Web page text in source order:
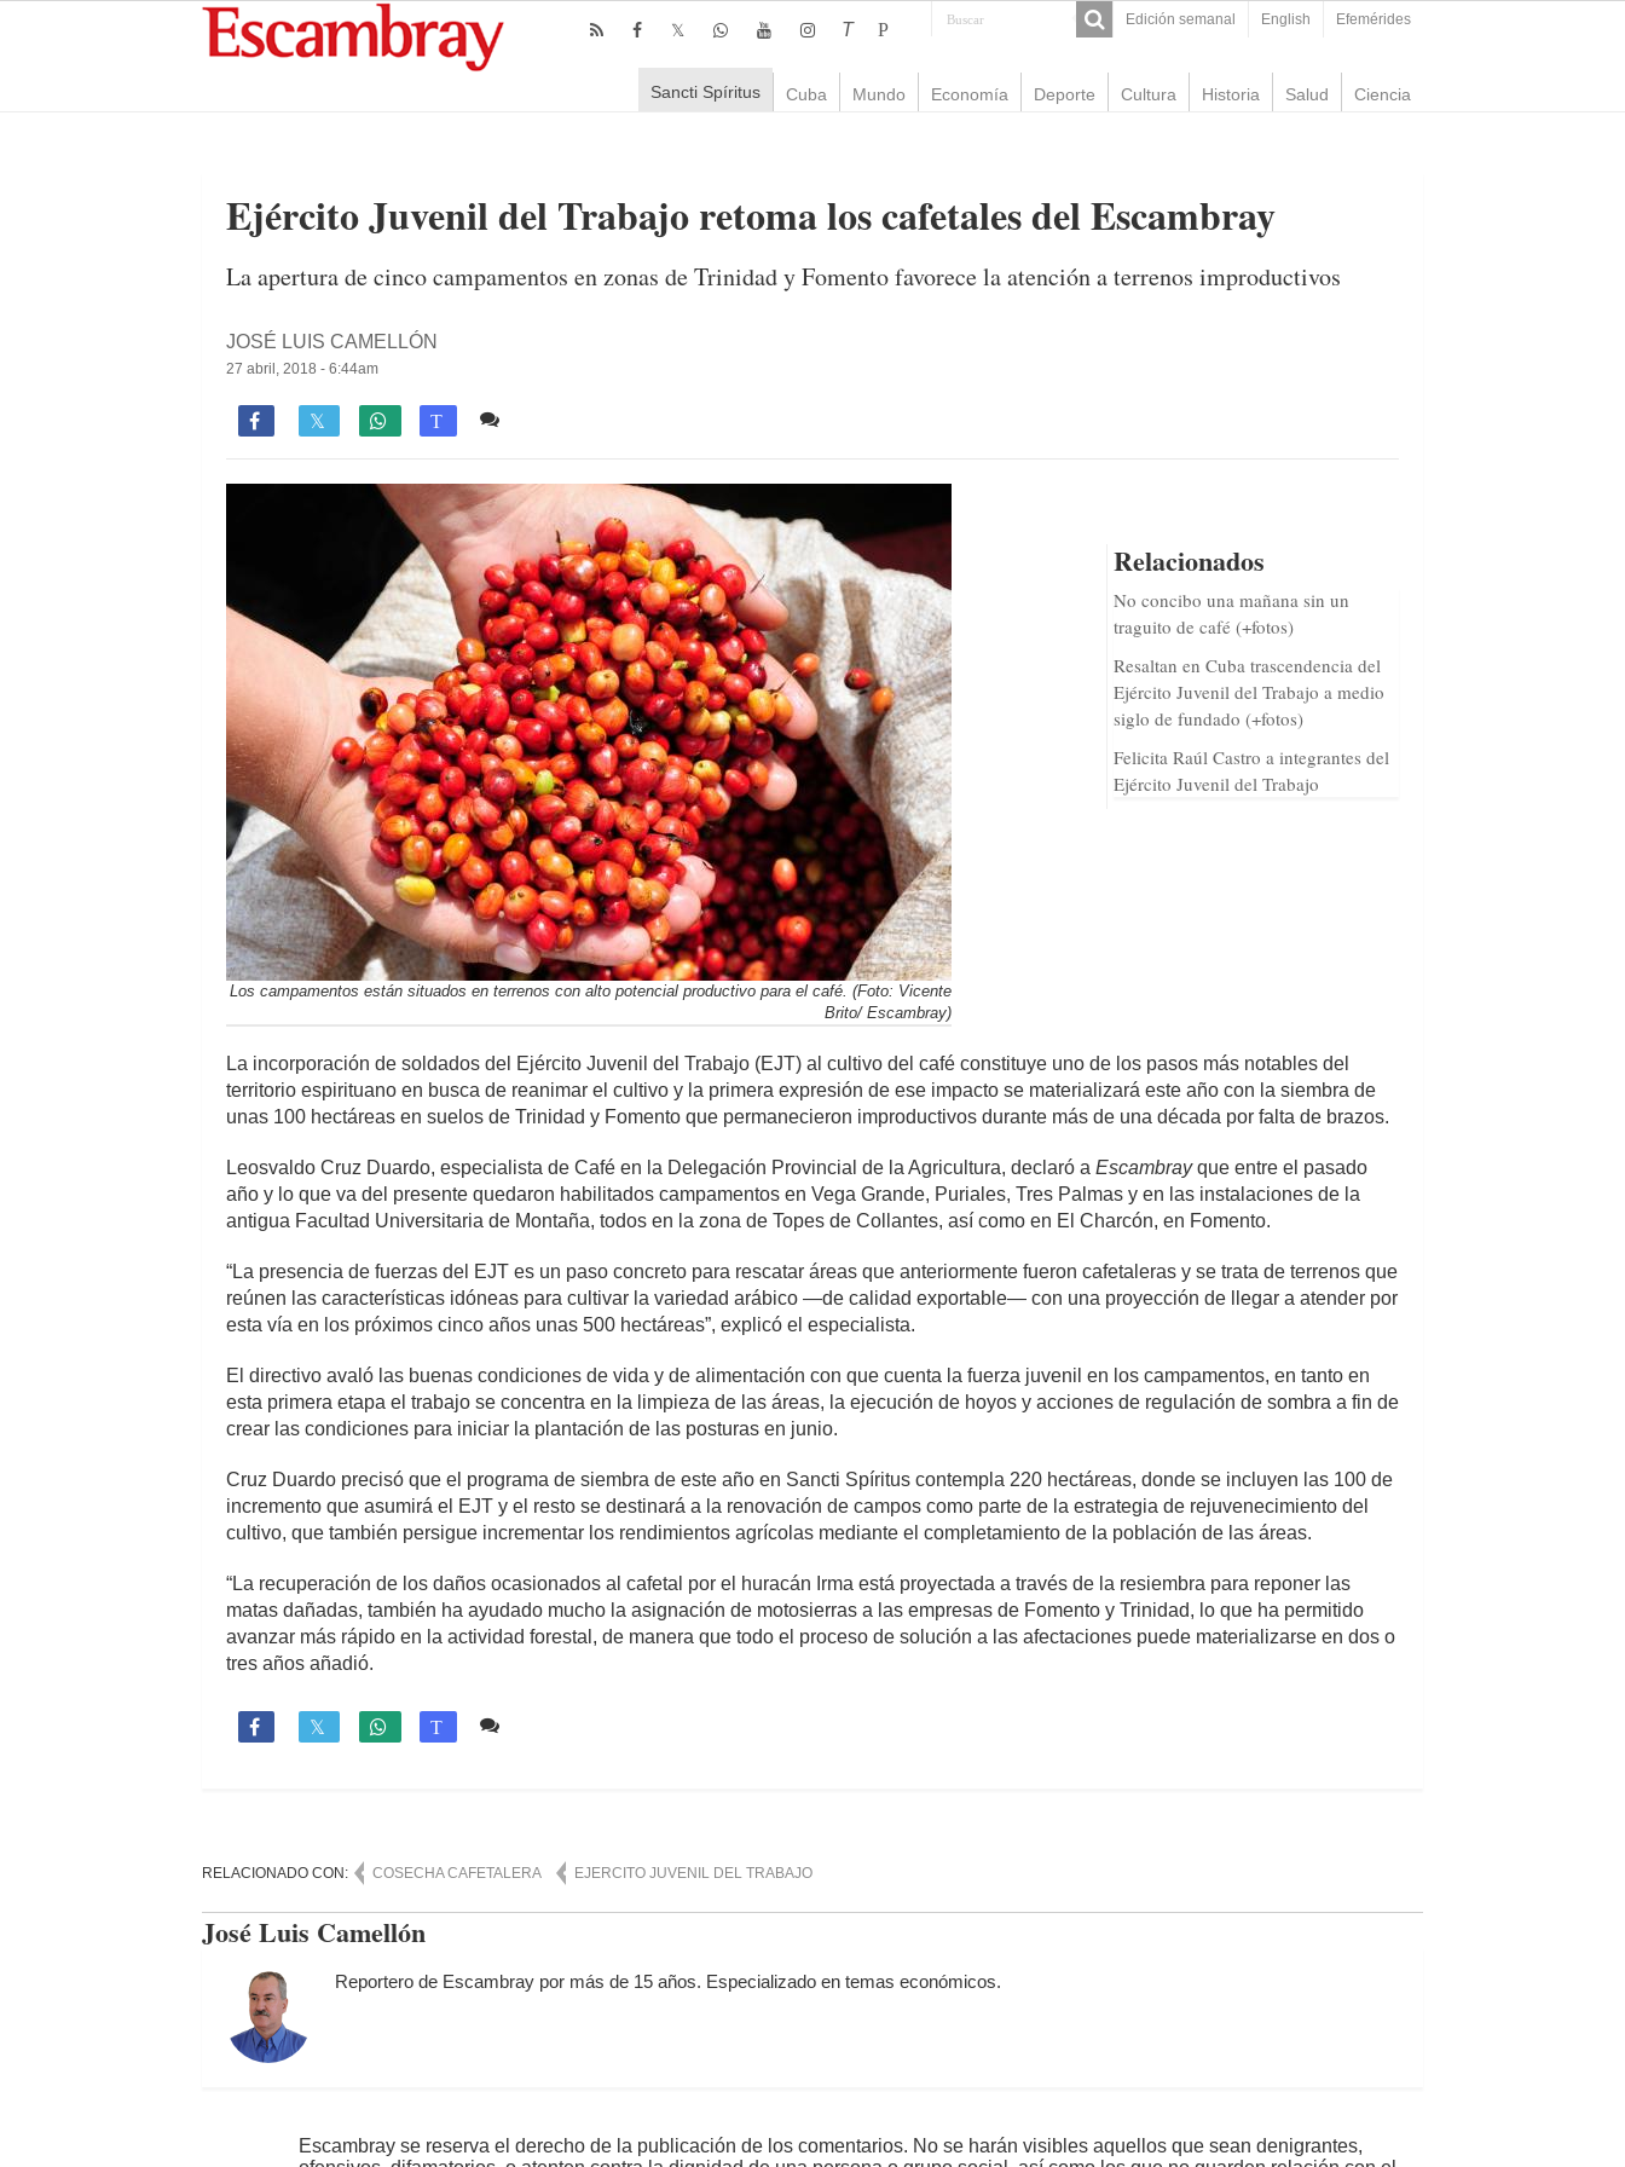
Edición semanal English Efemérides
T P
Sancti Spíritus Cuba Mundo Economía Deporte Cultura Historia Salud Ciencia
Ejército Juvenil del Trabajo retoma los cafetales del Escambray
La apertura de cinco campamentos en zonas de Trinidad y Fomento favorece la atención a terrenos improductivos
JOSÉ LUIS CAMELLÓN
27 abril, 2018 - 6:44am
 T
Relacionados
No concibo una mañana sin un
traguito de café (+fotos)
Resaltan en Cuba trascendencia del
Ejército Juvenil del Trabajo a medio
siglo de fundado (+fotos)
Felicita Raúl Castro a integrantes del
Ejército Juvenil del Trabajo
Los campamentos están situados en terrenos con alto potencial productivo para el café. (Foto: Vicente
Brito/ Escambray)
La incorporación de soldados del Ejército Juvenil del Trabajo (EJT) al cultivo del café constituye uno de los pasos más notables del
territorio espirituano en busca de reanimar el cultivo y la primera expresión de ese impacto se materializará este año con la siembra de
unas 100 hectáreas en suelos de Trinidad y Fomento que permanecieron improductivos durante más de una década por falta de brazos.
Leosvaldo Cruz Duardo, especialista de Café en la Delegación Provincial de la Agricultura, declaró a Escambrayque entre el pasado
año y lo que va del presente quedaron habilitados campamentos en Vega Grande, Puriales, Tres Palmas y en las instalaciones de la
antigua Facultad Universitaria de Montaña, todos en la zona de Topes de Collantes, así como en El Charcón, en Fomento.
“La presencia de fuerzas del EJT es un paso concreto para rescatar áreas que anteriormente fueron cafetaleras y se trata de terrenos que
reúnen las características idóneas para cultivar la variedad arábico —de calidad exportable— con una proyección de llegar a atender por
esta vía en los próximos cinco años unas 500 hectáreas”, explicó el especialista.
El directivo avaló las buenas condiciones de vida y de alimentación con que cuenta la fuerza juvenil en los campamentos, en tanto en
esta primera etapa el trabajo se concentra en la limpieza de las áreas, la ejecución de hoyos y acciones de regulación de sombra a fin de
crear las condiciones para iniciar la plantación de las posturas en junio.
Cruz Duardo precisó que el programa de siembra de este año en Sancti Spíritus contempla 220 hectáreas, donde se incluyen las 100 de
incremento que asumirá el EJT y el resto se destinará a la renovación de campos como parte de la estrategia de rejuvenecimiento del
cultivo, que también persigue incrementar los rendimientos agrícolas mediante el completamiento de la población de las áreas.
“La recuperación de los daños ocasionados al cafetal por el huracán Irma está proyectada a través de la resiembra para reponer las
matas dañadas, también ha ayudado mucho la asignación de motosierras a las empresas de Fomento y Trinidad, lo que ha permitido
avanzar más rápido en la actividad forestal, de manera que todo el proceso de solución a las afectaciones puede materializarse en dos o
tres años añadió.
 T
RELACIONADO CON: COSECHA CAFETALERA EJERCITO JUVENIL DEL TRABAJO
José Luis Camellón
Reportero de Escambray por más de 15 años. Especializado en temas económicos.
Escambray se reserva el derecho de la publicación de los comentarios. No se harán visibles aquellos que sean denigrantes,